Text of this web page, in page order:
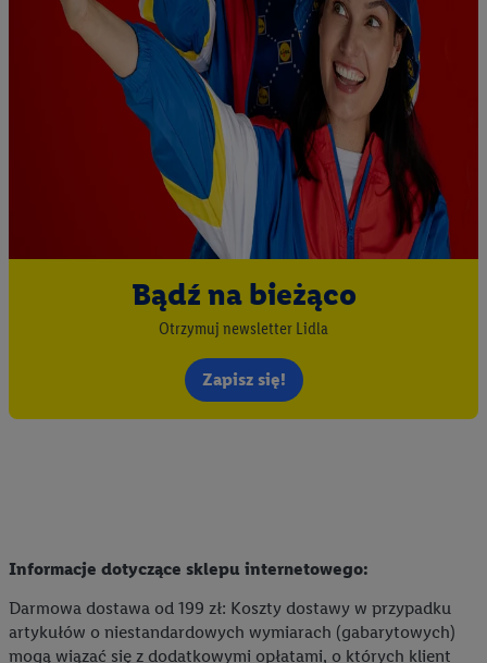
Bądź na bieżąco
Otrzymuj newsletter Lidla
Zapisz się!
Informacje dotyczące sklepu internetowego:
Darmowa dostawa od 199 zł: Koszty dostawy w przypadku
artykułów o niestandardowych wymiarach (gabarytowych)
mogą wiązać się z dodatkowymi opłatami, o których klient
spersonalizowanych reklam. Tworzenie profili w celu
spersonalizowanych reklam. Wykorzystywanie
ograniczonych danych do wyboru reklam. Rozwój i
ulepszanie usług.
Lista partnerów (dostawców)